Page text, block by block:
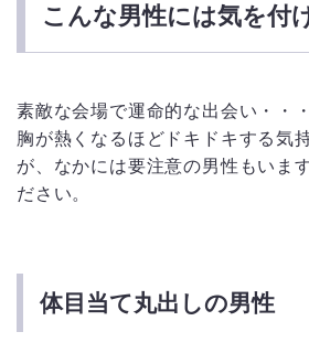
こんな男性には気を付
素敵な会場で運命的な出会い・・・
胸が熱くなるほどドキドキする気
が、なかには要注意の男性もいま
ださい。
体目当て丸出しの男性